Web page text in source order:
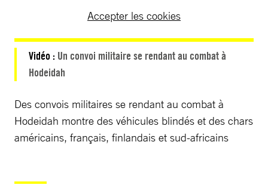
Accepter les cookies
Vidéo : Un convoi militaire se rendant au combat à
Hodeidah
Des convois militaires se rendant au combat à
Hodeidah montre des véhicules blindés et des chars
américains, français, finlandais et sud-africains